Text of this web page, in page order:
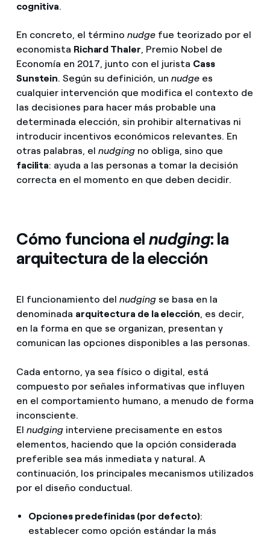
cognitiva.
En concreto, el término nudge fue teorizado por el
economista Richard Thaler, Premio Nobel de
Economía en 2017, junto con el jurista Cass
Sunstein. Según su definición, unnudge es
cualquier intervención que modifica el contexto de
las decisiones para hacer más probable una
determinada elección, sin prohibir alternativas ni
introducir incentivos económicos relevantes. En
otras palabras, el nudgingno obliga, sino que
facilita: ayuda a las personas a tomar la decisión
correcta en el momento en que deben decidir.
Cómo funciona el nudging: la
arquitectura de la elección
El funcionamiento del nudgingse basa en la
denominada arquitectura de la elección, es decir,
en la forma en que se organizan, presentan y
comunican las opciones disponibles a las personas.
Cada entorno, ya sea físico o digital, está
compuesto por señales informativas que influyen
en el comportamiento humano, a menudo de forma
inconsciente.
El nudginginterviene precisamente en estos
elementos, haciendo que la opción considerada
preferible sea más inmediata y natural. A
continuación, los principales mecanismos utilizados
por el diseño conductual.
Opciones predefinidas (por defecto):
establecer como opción estándar la más